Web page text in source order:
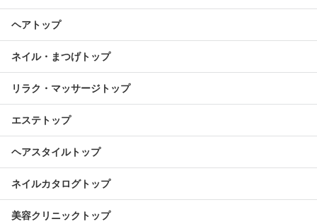
ヘアトップ
ネイル・まつげトップ
リラク・マッサージトップ
エステトップ
ヘアスタイルトップ
ネイルカタログトップ
美容クリニックトップ